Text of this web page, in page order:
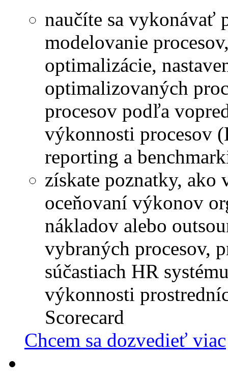
naučíte sa vykonávať
modelovanie
optimalizácie,
optimalizovaných
procesov podľa
výkonnosti procesov
reporting a
získate poznatky,
oceňovaní výkonov
nákladov alebo
vybraných procesov,
súčastiach HR
výkonnosti
Scorecard
Chcem sa dozvedieť viac